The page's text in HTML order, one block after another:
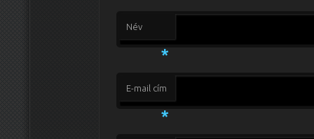
Név
*
E-mail cím
*